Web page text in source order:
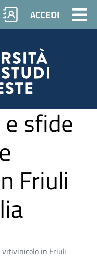
ACCEDI
sfide
Friuli
vitivinicolo in Friuli